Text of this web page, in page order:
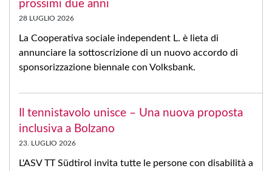
prossimi due anni
28 LUGLIO 2026
La Cooperativa sociale independent L. è lieta di
annunciare la sottoscrizione di un nuovo accordo di
sponsorizzazione biennale con Volksbank.
Il tennistavolo unisce – Una nuova proposta
inclusiva a Bolzano
23. LUGLIO 2026
L'ASV TT Südtirol invita tutte le persone con disabilità a